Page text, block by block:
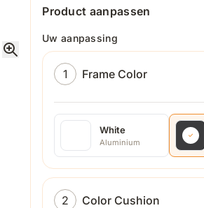
Product aanpassen
Uw aanpassing
1 Frame Color
White
Aluminium
2 Color Cushion